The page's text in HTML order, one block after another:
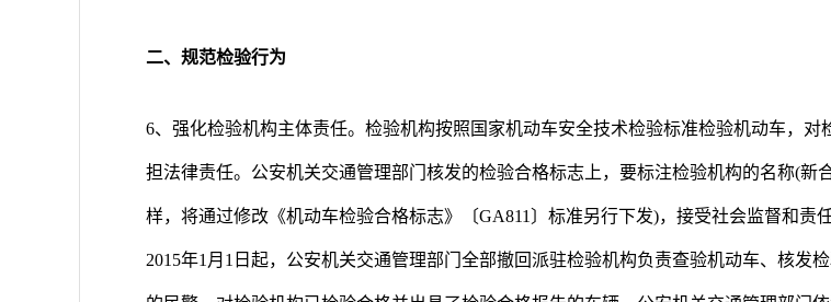
二、规范检验行为
6、强化检验机构主体责任。检验机构按照国家机动车安全技术检验标准检验机动车，对
担法律责任。公安机关交通管理部门核发的检验合格标志上，要标注检验机构的名称(新
样，将通过修改《机动车检验合格标志》〔GA811〕标准另行下发)，接受社会监督和责
2015年1月1日起，公安机关交通管理部门全部撤回派驻检验机构负责查验机动车、核发